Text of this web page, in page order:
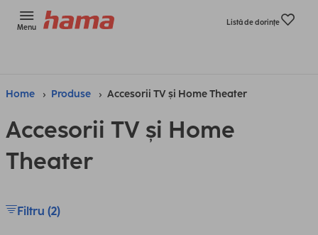
Menu
Listă de dorinţe
Home Produse Accesorii TV și Home Theater
Accesorii TV și Home
Theater
Filtru (2)